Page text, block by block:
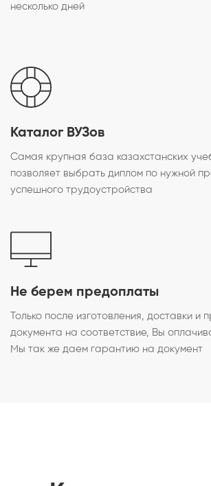
несколько дней
Каталог ВУЗов
Самая крупная база казахстанских
позволяет выбрать диплом по нужной
успешного трудоустройства
Не берем предоплаты
Только после изготовления, доставки и
документа на соответствие, Вы
Мы так же даем гарантию на документ